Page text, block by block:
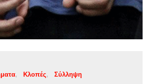
Κλοπές Σύλληψη